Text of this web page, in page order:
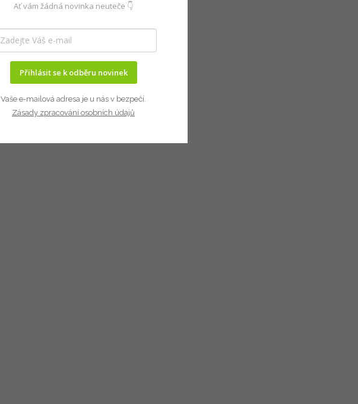
Ať vám žádná novinka neuteče 👇
Přihlásit se k odběru novinek
Vaše e-mailová adresa je u nás v bezpečí.
Zásady zpracování osobních údajů